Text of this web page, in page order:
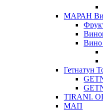
МАРАН
Вино
Гетнатун
TIRANI.
МАП